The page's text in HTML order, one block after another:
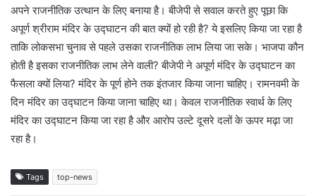
अपने राजनीतिक उत्थान के लिए बनाया है। बीजेपी से सवाल करते हुए पूछा कि
अपूर्ण श्रीराम मंदिर के उद्घाटन की बात क्यों हो रही है? ये इसलिए किया जा रहा है
ताकि लोकसभा चुनाव से पहले उसका राजनीतिक लाभ लिया जा सके। भाजपा कौन
होती है इसका राजनीतिक लाभ लेने वाली? बीजेपी ने अपूर्ण मंदिर के उद्घाटन का
फैसला क्यों लिया? मंदिर के पूर्ण होने तक इंतजार किया जाना चाहिए। रामनवमी के
दिन मंदिर का उद्घाटन किया जाना चाहिए था। केवल राजनीतिक स्वार्थ के लिए
मंदिर का उद्घाटन किया जा रहा है और आरोप उल्टे दूसरे दलों के ऊपर मढ़ा जा
रहा है।
Tags top-news